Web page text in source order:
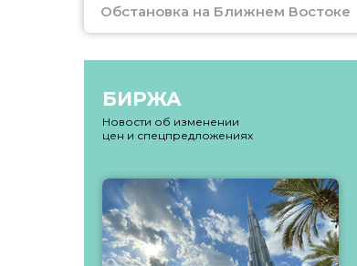
Обстановка на Ближнем Востоке
БИРЖА
Новости об изменении
цен и спецпредложениях